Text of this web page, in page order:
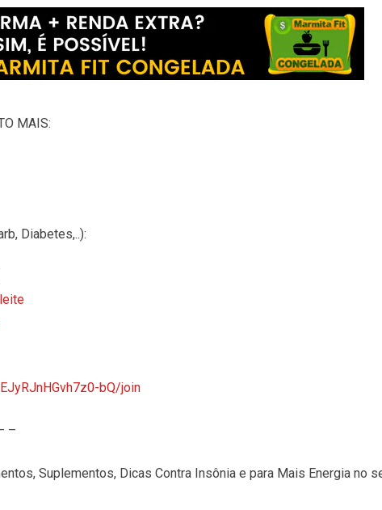
MAIS:
Diabetes,..):
bQ/join
–
Suplementos, Dicas Contra Insônia e para Mais Energia no